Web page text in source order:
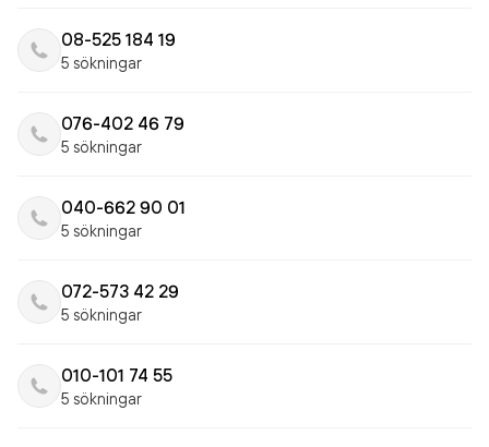
08-525 184 19
5 sökningar
076-402 46 79
5 sökningar
040-662 90 01
5 sökningar
072-573 42 29
5 sökningar
010-101 74 55
5 sökningar